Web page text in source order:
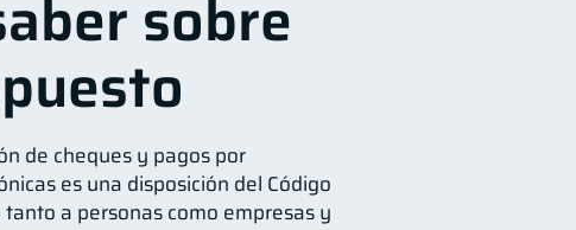
1 Mipymes 1
Gasto responsable
sobre
de cheques y pagos por
es una disposición del Código
a personas como empresas y